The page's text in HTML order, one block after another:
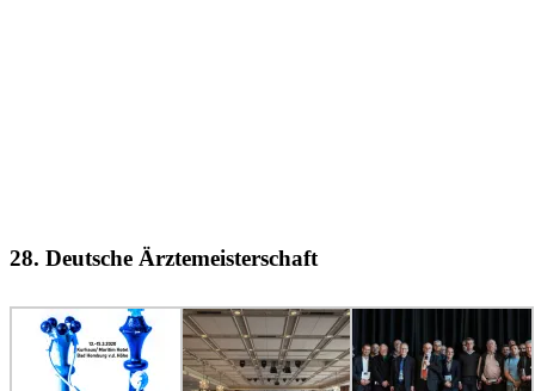
28. Deutsche Ärztemeisterschaft